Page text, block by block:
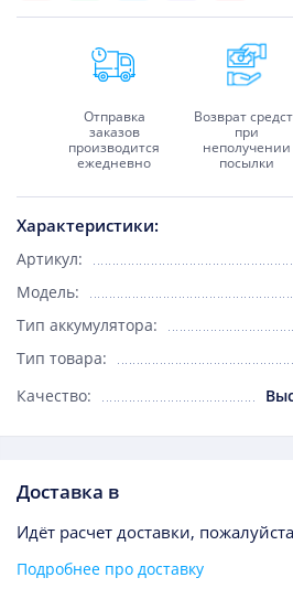
Характеристики:
Артикул:
Модель:
Тип аккумулятора:
Тип товара:
Качество:
Доставка в
Идёт расчет доставки,
Подробнее про доставку
Отправка
заказов
производится
ежедневно
Возврат
при
неполучении
посылки